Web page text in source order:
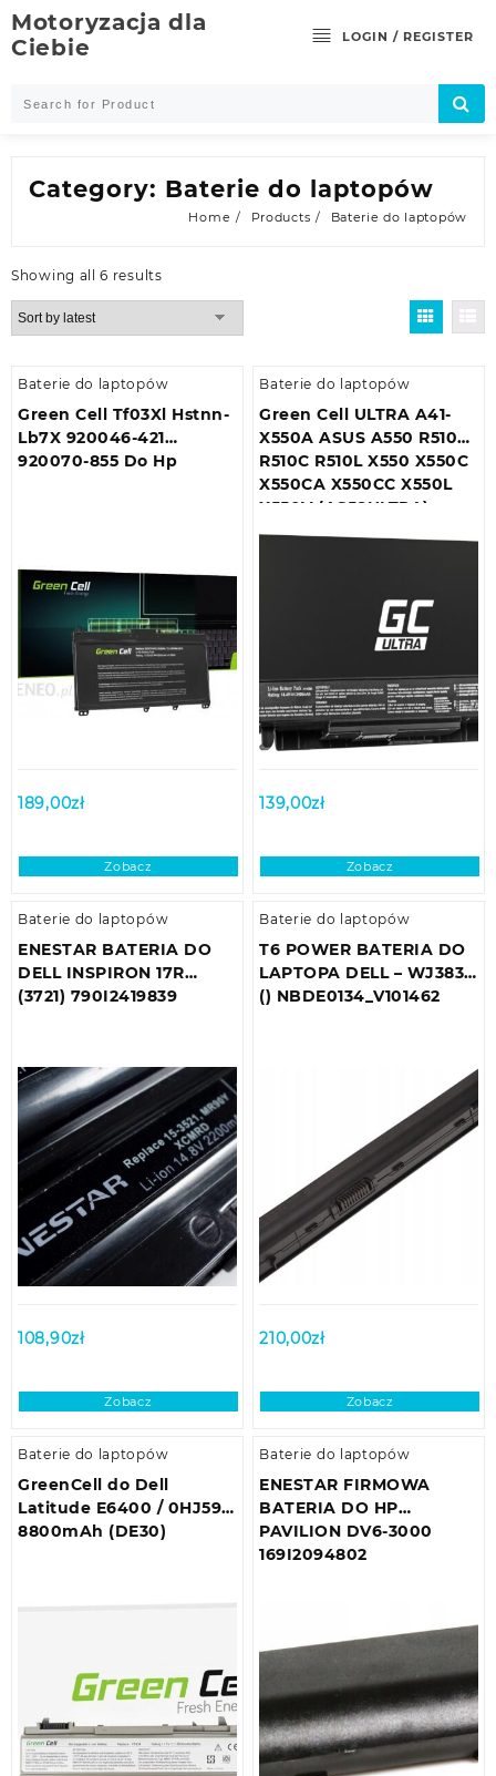
Skip
to
content
Motoryzacja dla
Ciebie
LOGIN / REGISTER
Category: Baterie do laptopów
Home Products Baterie do laptopów
Showing all 6 results
Baterie do laptopów
Green Cell Tf03Xl Hstnn-
Lb7X 920046-421
920070-855 Do Hp
189,00zł
Zobacz
Baterie do laptopów
Green Cell ULTRA A41-
X550A ASUS A550 R510
R510C R510L X550 X550C
X550CA X550CC X550L
X550V (AS58ULTRA)
139,00zł
Zobacz
Baterie do laptopów
ENESTAR BATERIA DO
DELL INSPIRON 17R
(3721) 790I2419839
108,90zł
Zobacz
Baterie do laptopów
T6 POWER BATERIA DO
LAPTOPA DELL – WJ383
() NBDE0134_V101462
210,00zł
Zobacz
Baterie do laptopów
GreenCell do Dell
Latitude E6400 / 0HJ590
8800mAh (DE30)
Baterie do laptopów
ENESTAR FIRMOWA
BATERIA DO HP
PAVILION DV6-3000
169I2094802